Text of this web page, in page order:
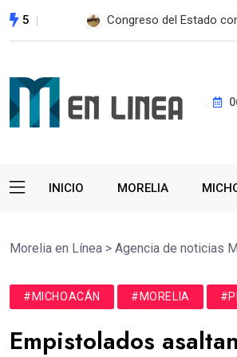
5 Autopista Maravatío-
INICIO MORELIA
Morelia en Línea > Agencia de noticias
#MICHOACÁN #MORELIA
Empistolados